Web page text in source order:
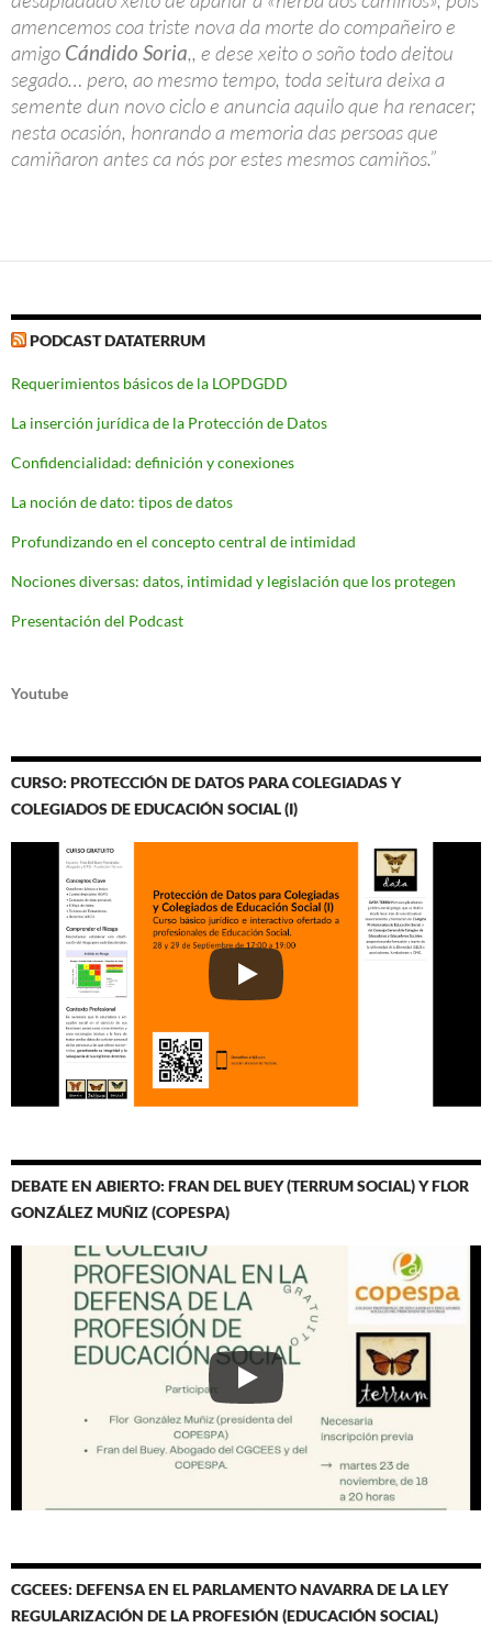
amencemos coa triste nova da morte do compañeiro e
amigo Cándido Soria,, e dese xeito o soño todo deitou
segado… pero, ao mesmo tempo, toda seitura deixa a
semente dun novo ciclo e anuncia aquilo que ha renacer;
nesta ocasión, honrando a memoria das persoas que
camiñaron antes ca nós por estes mesmos camiños.”
PODCAST DATATERRUM
Requerimientos básicos de la LOPDGDD
La inserción jurídica de la Protección de Datos
Confidencialidad: definición y conexiones
La noción de dato: tipos de datos
Profundizando en el concepto central de intimidad
Nociones diversas: datos, intimidad y legislación que los protegen
Presentación del Podcast
Youtube
CURSO: PROTECCIÓN DE DATOS PARA COLEGIADAS Y
COLEGIADOS DE EDUCACIÓN SOCIAL (I)
DEBATE EN ABIERTO: FRAN DEL BUEY (TERRUM SOCIAL) Y FLOR
GONZÁLEZ MUÑIZ (COPESPA)
CGCEES: DEFENSA EN EL PARLAMENTO NAVARRA DE LA LEY
REGULARIZACIÓN DE LA PROFESIÓN (EDUCACIÓN SOCIAL)